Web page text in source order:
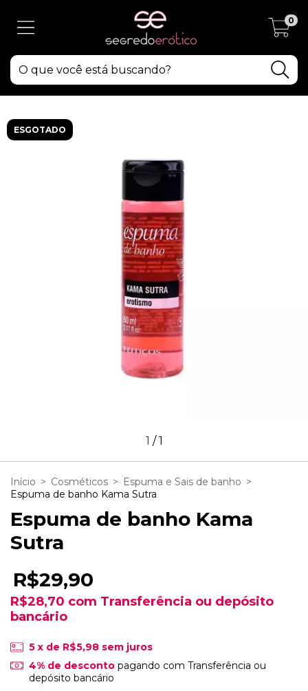
0
ESGOTADO
1 /1
Início > Cosméticos > Espuma e Sais de banho >
Espuma de banho Kama Sutra
Espuma de banho Kama
Sutra
R$29,90
R$28,70 com Transferência ou depósito
bancário
5 x de R$5,98 sem juros
4% de descontopagando com Transferência ou
depósito bancário